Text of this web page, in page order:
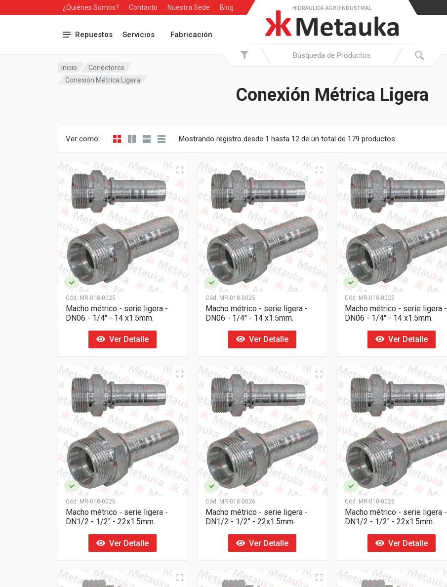
¿Quiénes Somos? Contacto Nuestra Sede Blog
Repuestos Servicios Fabricación
HIDRÁULICA AGROINDUSTRIAL
Inicio
Conectores
Conexión Métrica Ligera
Conexión Métrica Ligera
Ver como: Mostrando registro desde 1 hasta 12 de un total de 179 productos
Cód: MR-018-0025
Macho métrico - serie ligera -
DN06 - 1/4" - 14 x1.5mm.
Ver Detalle
Cód: MR-018-0025
Macho métrico - serie ligera -
DN06 - 1/4" - 14 x1.5mm.
Ver Detalle
Cód: MR-018-0025
Macho métrico - serie ligera -
DN06 - 1/4" - 14 x1.5mm.
Ver Detalle
Cód: MR-018-0026
Macho métrico - serie ligera -
DN1/2 - 1/2" - 22x1.5mm.
Ver Detalle
Cód: MR-018-0026
Macho métrico - serie ligera -
DN1/2 - 1/2" - 22x1.5mm.
Ver Detalle
Cód: MR-018-0026
Macho métrico - serie ligera -
DN1/2 - 1/2" - 22x1.5mm.
Ver Detalle